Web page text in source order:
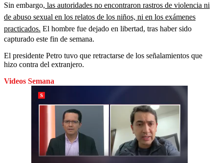
Sin embargo, las autoridades no encontraron rastros de violencia ni
de abuso sexual en los relatos de los niños, ni en los exámenes
practicados. El hombre fue dejado en libertad, tras haber sido
capturado este fin de semana.
El presidente Petro tuvo que retractarse de los señalamientos que
hizo contra del extranjero.
Videos Semana